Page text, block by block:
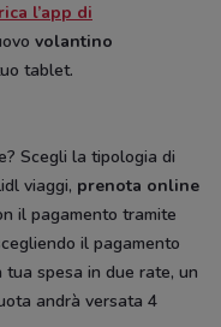
l’app di
volantino
tablet.
Scegli la tipologia di
viaggi, prenota online
il pagamento tramite
il pagamento
spesa in due rate, un
andrà versata 4